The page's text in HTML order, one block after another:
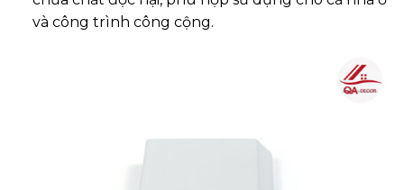
và công trình công cộng.